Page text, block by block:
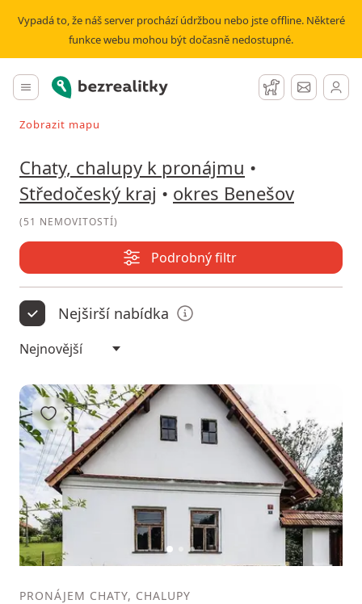
Vypadá to, že náš server prochází údržbou nebo jste offline. Některé
funkce webu mohou být dočasně nedostupné.
Hlavní menu
Bezrealitky Hlídací pes
Zprávy
Vyhledávat při pohybu v mapě
Zobrazit mapu
Chaty, chalupy k pronájmu •
Středočeský kraj • okres Benešov
(51 NEMOVITOSTÍ)
Podrobný filtr
Nejširší nabídka
1 3
Přidat do oblíbených
PRONÁJEM CHATY, CHALUPY